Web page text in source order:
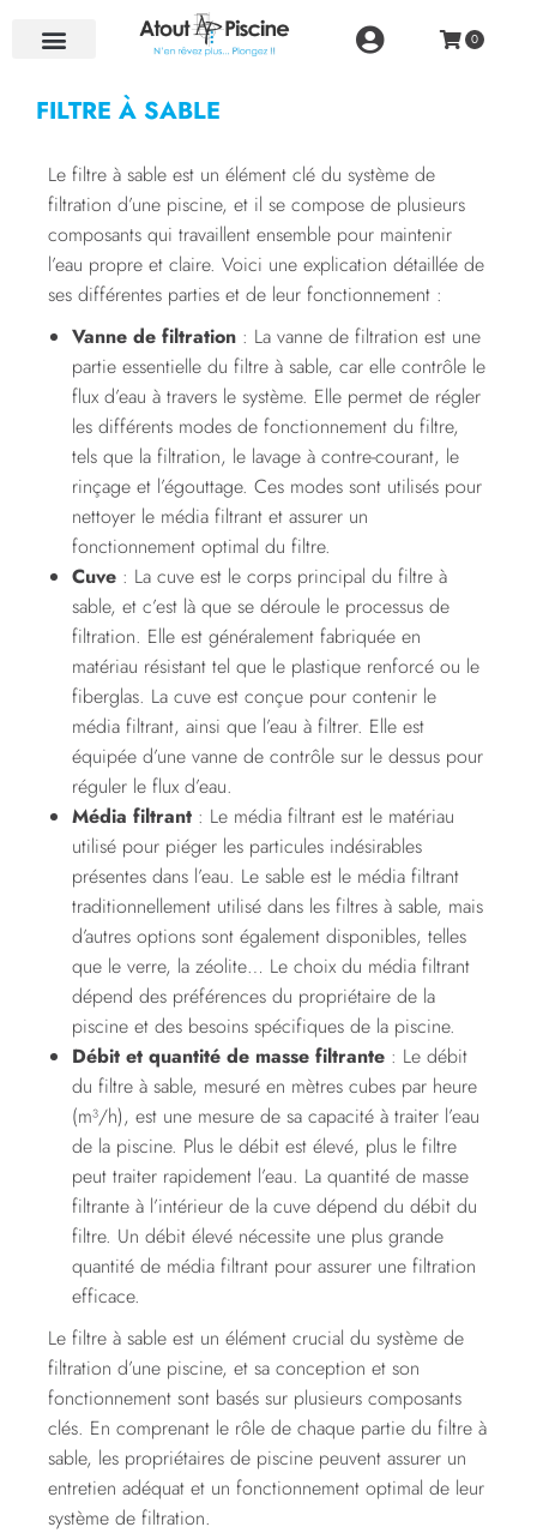
FILTRE À SABLE
Le filtre à sable est un élément clé du système de
filtration d’une piscine, et il se compose de plusieurs
composants qui travaillent ensemble pour maintenir
l’eau propre et claire. Voici une explication détaillée de
ses différentes parties et de leur fonctionnement :
Vanne de filtration : La vanne de filtration est une
partie essentielle du filtre à sable, car elle contrôle le
flux d’eau à travers le système. Elle permet de régler
les différents modes de fonctionnement du filtre,
tels que la filtration, le lavage à contre-courant, le
rinçage et l’égouttage. Ces modes sont utilisés pour
nettoyer le média filtrant et assurer un
fonctionnement optimal du filtre.
Cuve : La cuve est le corps principal du filtre à
sable, et c’est là que se déroule le processus de
filtration. Elle est généralement fabriquée en
matériau résistant tel que le plastique renforcé ou le
fiberglas. La cuve est conçue pour contenir le
média filtrant, ainsi que l’eau à filtrer. Elle est
équipée d’une vanne de contrôle sur le dessus pour
réguler le flux d’eau.
Média filtrant : Le média filtrant est le matériau
utilisé pour piéger les particules indésirables
présentes dans l’eau. Le sable est le média filtrant
traditionnellement utilisé dans les filtres à sable, mais
d’autres options sont également disponibles, telles
que le verre, la zéolite… Le choix du média filtrant
dépend des préférences du propriétaire de la
piscine et des besoins spécifiques de la piscine.
Débit et quantité de masse filtrante : Le débit
du filtre à sable, mesuré en mètres cubes par heure
(m³/h), est une mesure de sa capacité à traiter l’eau
de la piscine. Plus le débit est élevé, plus le filtre
peut traiter rapidement l’eau. La quantité de masse
filtrante à l’intérieur de la cuve dépend du débit du
filtre. Un débit élevé nécessite une plus grande
quantité de média filtrant pour assurer une filtration
efficace.
Le filtre à sable est un élément crucial du système de
filtration d’une piscine, et sa conception et son
fonctionnement sont basés sur plusieurs composants
clés. En comprenant le rôle de chaque partie du filtre à
sable, les propriétaires de piscine peuvent assurer un
entretien adéquat et un fonctionnement optimal de leur
système de filtration.